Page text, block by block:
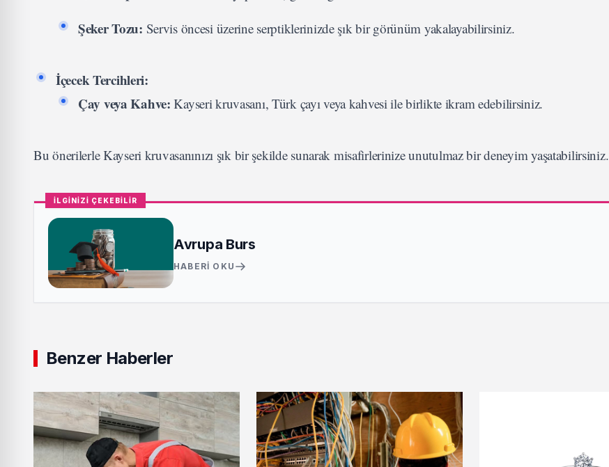
Şeker Tozu: Servis öncesi üzerine serptiklerinizde şık bir görünüm yakalayabilirsiniz.
İçecek Tercihleri:
Çay veya Kahve: Kayseri kruvasanı, Türk çayı veya kahvesi ile birlikte ikram edebilirsiniz.
Bu önerilerle Kayseri kruvasanınızı şık bir şekilde sunarak misafirlerinize unutulmaz bir deneyim yaşatabilirsiniz.
İLGİNİZİ ÇEKEBİLİR
Avrupa Burs
HABERI OKU
Benzer Haberler